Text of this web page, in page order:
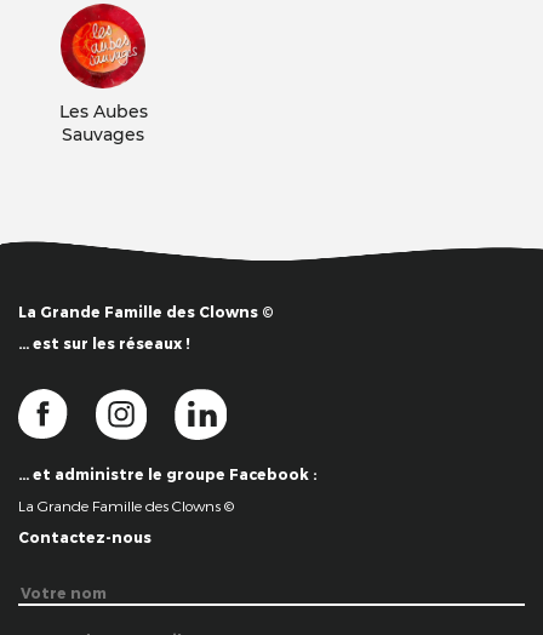
Les Aubes
Sauvages
La Grande Famille des Clowns ©
… est sur les réseaux !
… et administre le groupe Facebook :
La Grande Famille des Clowns ©
Contactez-nous